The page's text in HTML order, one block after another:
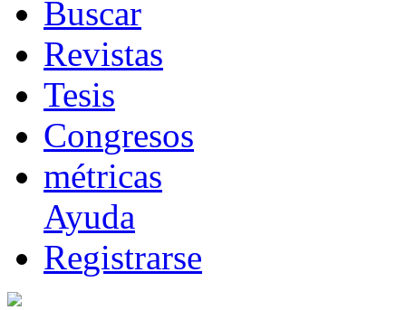
Buscar
Revistas
Tesis
Congresos
métricas
Ayuda
Registrarse